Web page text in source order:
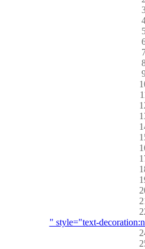
" style="text-